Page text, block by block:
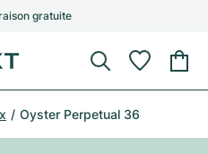
gratuite
Oyster Perpetual 36